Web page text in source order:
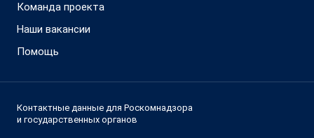
Команда проекта
Наши вакансии
Помощь
Контактные данные для Роскомнадзора
и государственных органов